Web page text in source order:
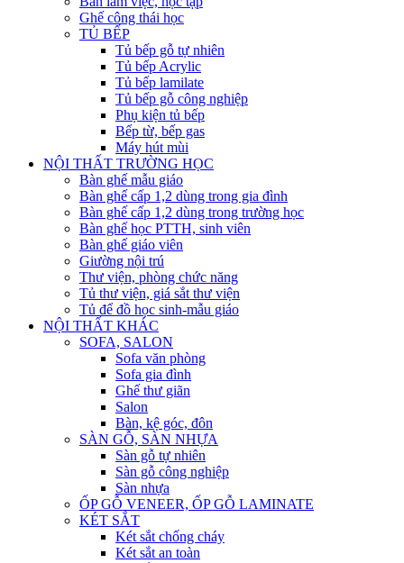
Ghế công thái học
TỦ BẾP
Tủ bếp gỗ tự nhiên
Tủ bếp Acrylic
Tủ bếp lamilate
Tủ bếp gỗ công nghiệp
Phụ kiện tủ bếp
Bếp từ, bếp gas
Máy hút mùi
NỘI THẤT TRƯỜNG HỌC
Bàn ghế mẫu giáo
Bàn ghế cấp 1,2 dùng trong gia đình
Bàn ghế cấp 1,2 dùng trong trường học
Bàn ghế học PTTH, sinh viên
Bàn ghế giáo viên
Giường nội trú
Thư viện, phòng chức năng
Tủ thư viện, giá sắt thư viện
Tủ để đồ học sinh-mẫu giáo
NỘI THẤT KHÁC
SOFA, SALON
Sofa văn phòng
Sofa gia đình
Ghế thư giãn
Salon
Bàn, kệ góc, đôn
SÀN GỖ, SÀN NHỰA
Sàn gỗ tự nhiên
Sàn gỗ công nghiệp
Sàn nhựa
ỐP GỖ VENEER, ỐP GỖ LAMINATE
KÉT SẮT
Két sắt chống cháy
Két sắt an toàn